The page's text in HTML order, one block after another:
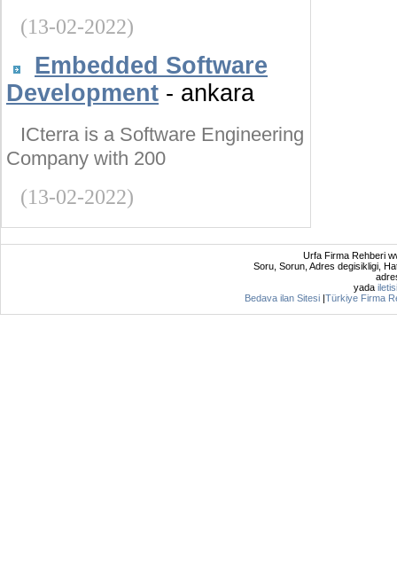
(13-02-2022)
Embedded Software
Development - ankara
ICterra is a Software Engineering
Company with 200
(13-02-2022)
Urfa Firma Rehberi
Soru, Sorun, Adres degisikligi,
yada
Bedava ilan Sitesi |Türkiye Firma